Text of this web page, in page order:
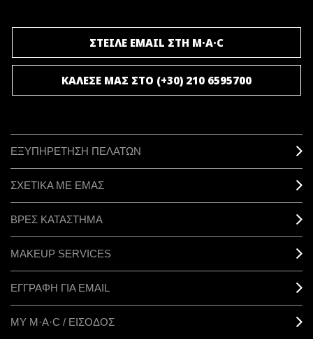
ΣΤΕΙΛΕ EMAIL ΣΤΗ M·A·C
ΚΑΛΕΣΕ ΜΑΣ ΣΤΟ (+30) 210 6595700
ΕΞΥΠΗΡΕΤΗΣΗ ΠΕΛΑΤΩΝ
ΣΧΕΤΙΚΑ ΜΕ ΕΜΑΣ
ΒΡΕΣ ΚΑΤΑΣΤΗΜΑ
MAKEUP SERVICES
ΕΓΓΡΑΦΗ ΓΙΑ EMAIL
ΜΥ M·A·C / ΕΙΣΟΔΟΣ